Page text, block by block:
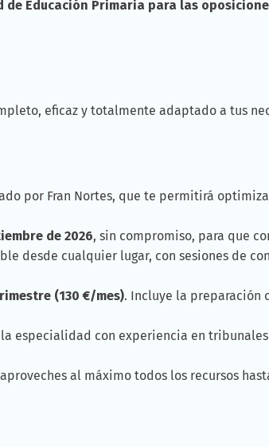
Educación Primaria para las
eficaz y totalmente adaptado a tus
por Fran Nortes, que te permitirá
de 2026, sin compromiso, para que
desde cualquier lugar, con sesiones de
(130 €/mes). Incluye la preparación
especialidad con experiencia en
al máximo todos los recursos